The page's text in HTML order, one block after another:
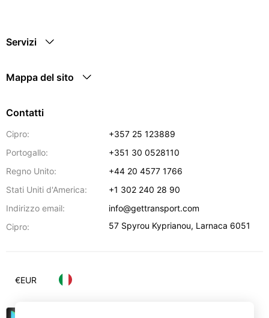
Servizi
Mappa del sito
Contatti
Cipro:
+357 25 123889
Portogallo:
+351 30 0528110
Regno Unito:
+44 20 4577 1766
Stati Uniti d'America:
+1 302 240 28 90
Indirizzo email:
info@gettransport.com
Cipro:
57 Spyrou Kyprianou, Larnaca 6051
€EUR